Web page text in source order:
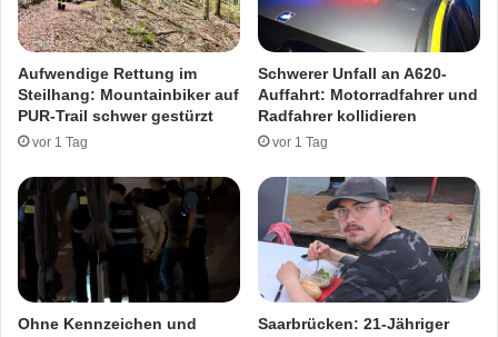
r
z
g
e
"
V
i
b
e
s
-
C
e
n
e
l
T
e
g
a
r
Aufwendige Rettung im
Steilhang: Mountainbiker auf
PUR-Trail schwer gestürzt
vor 1 Tag
Schwerer Unfall an A620-
Auffahrt: Motorradfahrer und
Radfahrer kollidieren
vor 1 Tag
Ohne Kennzeichen und
Saarbrücken: 21-Jähriger